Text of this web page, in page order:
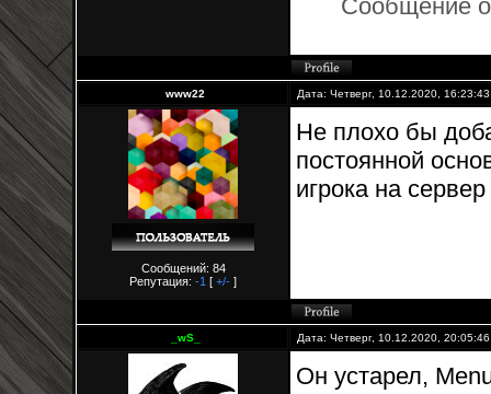
Сообщение
www22 Дата: Четверг, 10.12.2020,
Сообщений: 84
Репутация: -1 [ +/- ]
Не плохо бы
постоянной
игрока на
_wS_ Дата: Четверг, 10.12.2020,
Он устарел,